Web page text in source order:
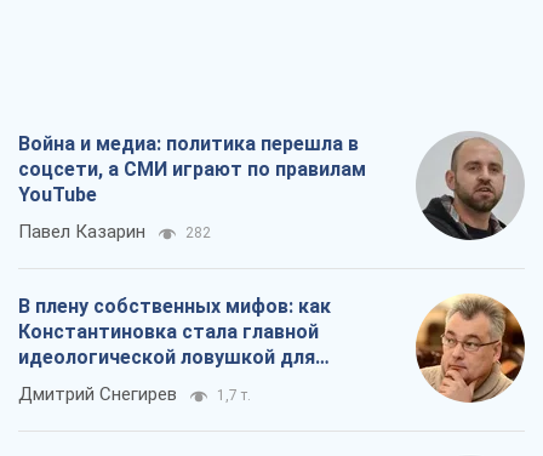
Война и медиа: политика перешла в
соцсети, а СМИ играют по правилам
YouTube
Павел Казарин 282
В плену собственных мифов: как
Константиновка стала главной
идеологической ловушкой для
российских оккупантов
Дмитрий Снегирев 1,7 т.